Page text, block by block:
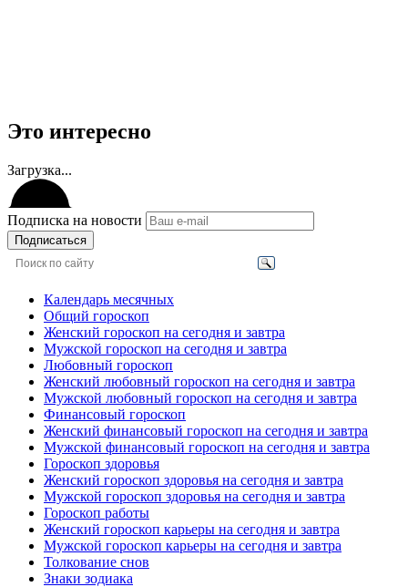
Это интересно
Загрузка...
Подписка на новости
Подписаться
Календарь месячных
Общий гороскоп
Женский гороскоп на сегодня и завтра
Мужской гороскоп на сегодня и завтра
Любовный гороскоп
Женский любовный гороскоп на сегодня и завтра
Мужской любовный гороскоп на сегодня и завтра
Финансовый гороскоп
Женский финансовый гороскоп на сегодня и завтра
Мужской финансовый гороскоп на сегодня и завтра
Гороскоп здоровья
Женский гороскоп здоровья на сегодня и завтра
Мужской гороскоп здоровья на сегодня и завтра
Гороскоп работы
Женский гороскоп карьеры на сегодня и завтра
Мужской гороскоп карьеры на сегодня и завтра
Толкование снов
Знаки зодиака